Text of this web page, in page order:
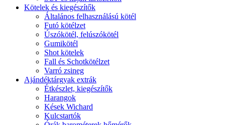
Kötelek és kiegészítők
Általános felhasználású kötél
Futó kötélzet
Úszókötél, felúszókötél
Gumikötél
Shot kötelek
Fall és Schotkötélzet
Varró zsineg
Ajándéktárgyak extrák
Étkészlet, kiegészítők
Harangok
Kések Wichard
Kulcstartók